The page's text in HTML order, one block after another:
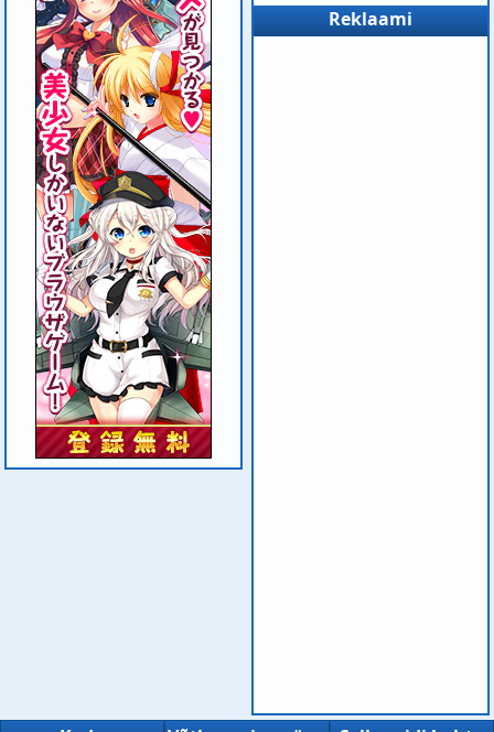
Reklaami